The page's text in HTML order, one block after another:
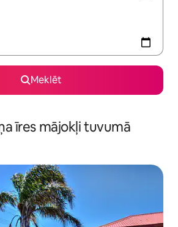
Meklēt
īres mājokļi tuvumā